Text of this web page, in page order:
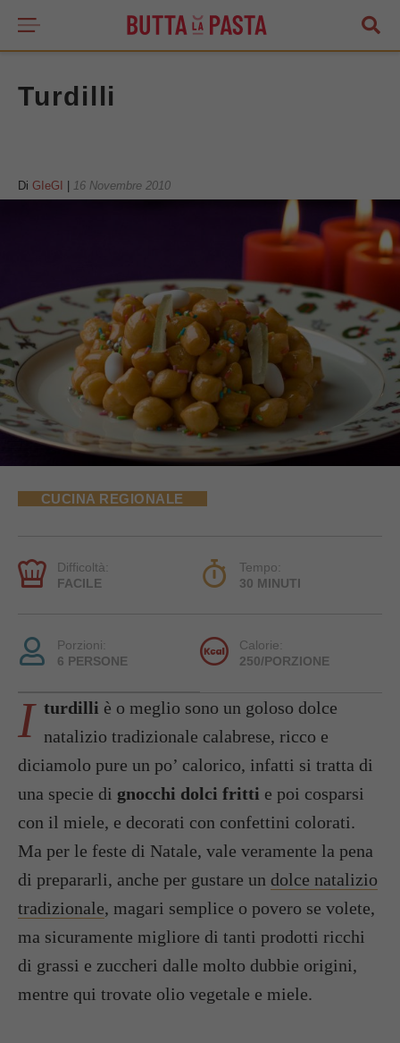
Turdilli
Di GIeGI 16 Novembre 2010
CUCINA REGIONALE
Difficoltà:
FACILE
Tempo:
30 MINUTI
Porzioni:
6 PERSONE
Calorie:
250/PORZIONE
I turdilli è o meglio sono un goloso dolce
natalizio tradizionale calabrese, ricco e
diciamolo pure un po’ calorico, infatti si tratta di
una specie di gnocchi dolci fritti e poi cosparsi
con il miele, e decorati con confettini colorati.
Ma per le feste di Natale, vale veramente la pena
di prepararli, anche per gustare un dolce natalizio
tradizionale, magari semplice o povero se volete,
ma sicuramente migliore di tanti prodotti ricchi
di grassi e zuccheri dalle molto dubbie origini,
mentre qui trovate olio vegetale e miele.